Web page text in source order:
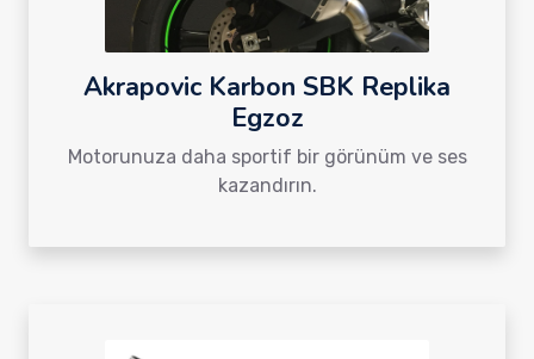
Akrapovic Karbon SBK Replika
Egzoz
Motorunuza daha sportif bir görünüm ve ses
kazandırın.